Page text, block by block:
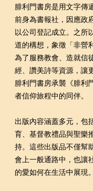
腓利門書房是用文字傳
前身為書報社，因應政
以公司登記成立。之所
道的構想，象徵「非營
為了服務教會、造就信
經、讚美詩等資源，讓
腓利門書房承襲《腓利
者信仰旅程中的同伴。
出版內容涵蓋多元，包
育、基督教禮品與聖樂
持。這些出版品不僅幫
會上一般通路中，也讓
的愛如何在生活中展現。